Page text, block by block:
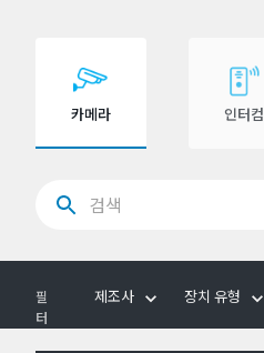
카메라 인터컴
필
터
제조사 장치 유형